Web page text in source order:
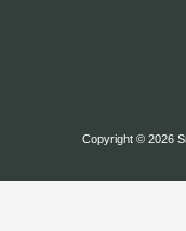
Copyright © 2026